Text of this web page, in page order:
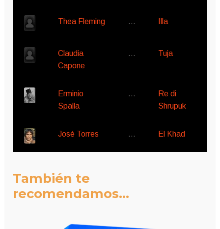
Thea Fleming … Illa
Claudia
Capone
… Tuja
Erminio
Spalla
…
Re di
Shrupuk
José Torres … El Khad
También te
recomendamos…